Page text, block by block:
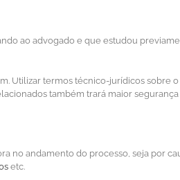
ao advogado e que estudou
Utilizar termos técnico-jurídicos sobre
também trará maior
no andamento do processo, seja por
etc.